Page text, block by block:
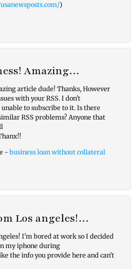
)
Amazing…
article dude! Thanks, However
with your RSS. I don't
to subscribe to it. Is there
RSS problems? Anyone that
-business loan without collateral
Los angeles!…
I'm bored at work so I decided
my iphone during
the info you provide here and can't